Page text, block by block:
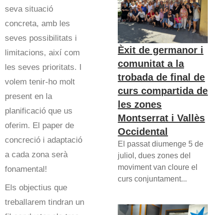
seva situació
concreta, amb les
seves possibilitats i
limitacions, així com
les seves prioritats. I
volem tenir-ho molt
present en la
planificació que us
oferim. El paper de
concreció i adaptació
a cada zona serà
fonamental!
Els objectius que
treballarem tindran un
Èxit de germanor i
comunitat a la
trobada de final de
curs compartida de
les zones
Montserrat i Vallès
Occidental
El passat diumenge 5 de
juliol, dues zones del
moviment van cloure el
curs conjuntament...